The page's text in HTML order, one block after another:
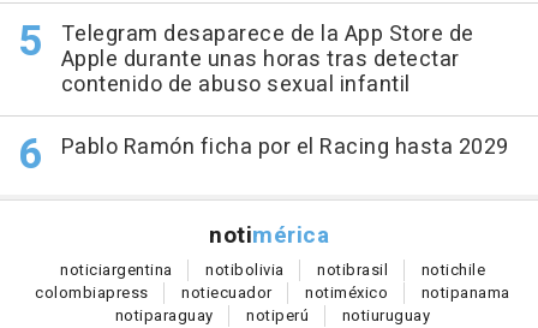
Telegram desaparece de la App Store de
Apple durante unas horas tras detectar
contenido de abuso sexual infantil
Pablo Ramón ficha por el Racing hasta 2029
notimérica
noticiargentina notibolivia notibrasil notichile
colombiapress notiecuador notiméxico notipanama
notiparaguay notiperú notiuruguay